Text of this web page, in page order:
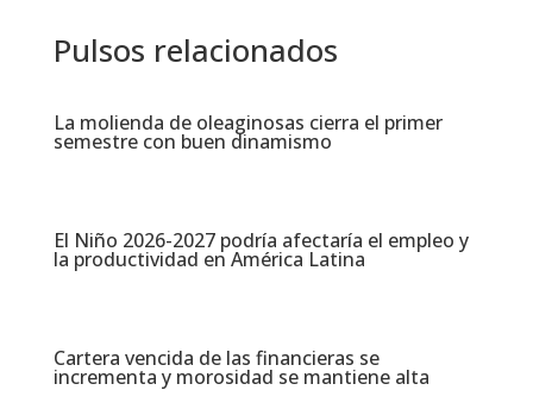
Pulsos relacionados
La molienda de oleaginosas cierra el primer
semestre con buen dinamismo​
El Niño 2026-2027 podría afectaría el empleo y
la productividad en América Latina​
Cartera vencida de las financieras se
incrementa y morosidad se mantiene alta​